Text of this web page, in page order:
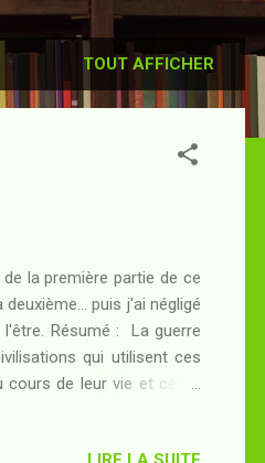
TOUT AFFICHER
la première partie de ce
puis j'ai négligé
Résumé : La guerre
qui utilisent ces
de leur vie et celles